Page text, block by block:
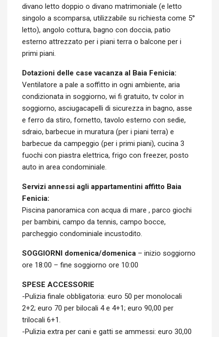
divano letto doppio o divano matrimoniale (e letto
singolo a scomparsa, utilizzabile su richiesta come 5°
letto), angolo cottura, bagno con doccia, patio
esterno attrezzato per i piani terra o balcone per i
primi piani.
Dotazioni delle case vacanza al Baia Fenicia:
Ventilatore a pale a soffitto in ogni ambiente, aria
condizionata in soggiorno, wi fi gratuito, tv color in
soggiorno, asciugacapelli di sicurezza in bagno, asse
e ferro da stiro, fornetto, tavolo esterno con sedie,
sdraio, barbecue in muratura (per i piani terra) e
barbecue da campeggio (per i primi piani), cucina 3
fuochi con piastra elettrica, frigo con freezer, posto
auto in area condominiale.
Servizi annessi agli appartamentini affitto Baia
Fenicia:
Piscina panoramica con acqua di mare , parco giochi
per bambini, campo da tennis, campo bocce,
parcheggio condominiale incustodito.
SOGGIORNI domenica/domenica – inizio soggiorno
ore 18:00 – fine soggiorno ore 10:00
SPESE ACCESSORIE
-Pulizia finale obbligatoria: euro 50 per monolocali
2+2; euro 70 per bilocali 4 e 4+1; euro 90,00 per
trilocali 6+1.
-Pulizia extra per cani e gatti se ammessi: euro 30,00